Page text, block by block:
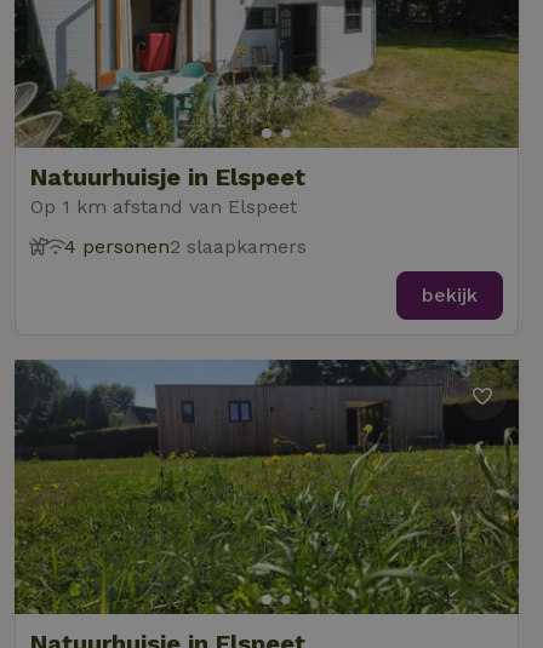
Natuurhuisje in Elspeet
Op 1 km afstand van Elspeet
4 personen2 slaapkamers
bekijk